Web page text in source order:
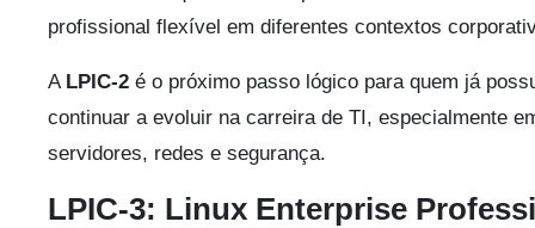
profissional flexível em diferentes contextos
A LPIC-2 é o próximo passo lógico para quem já
continuar a evoluir na carreira de TI, especialmente
servidores, redes e segurança.
LPIC-3: Linux Enterprise